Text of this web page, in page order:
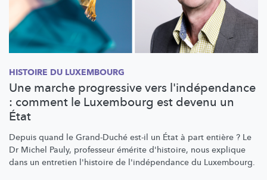
HISTOIRE DU LUXEMBOURG
Une marche progressive vers l'indépendance
: comment le Luxembourg est devenu un
État
Depuis quand le Grand-Duché est-il un État à part entière ? Le
Dr Michel Pauly, professeur émérite d'histoire, nous explique
dans un entretien l'histoire de l'indépendance du Luxembourg.